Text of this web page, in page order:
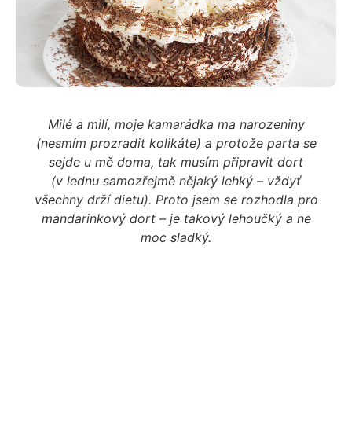
Milé a milí, moje kamarádka ma narozeniny
(nesmím prozradit kolikáte) a protože parta se
sejde u mě doma, tak musím připravit dort
(v lednu samozřejmě nějaký lehký – vždyť
všechny drží dietu). Proto jsem se rozhodla pro
mandarinkový dort – je takový lehoučký a ne
moc sladký.